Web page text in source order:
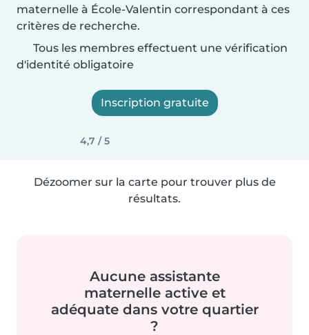
maternelle à École-Valentin correspondant à ces
critères de recherche.
Tous les membres effectuent une vérification
d'identité obligatoire
Inscription gratuite
4,7 / 5
Dézoomer sur la carte pour trouver plus de
résultats.
Aucune assistante
maternelle active et
adéquate dans votre quartier
?